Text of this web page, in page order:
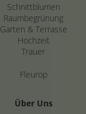
Schnittblumen
Raumbegrünung
Garten & Terrasse
Hochzeit
Trauer
Fleurop
Über Uns